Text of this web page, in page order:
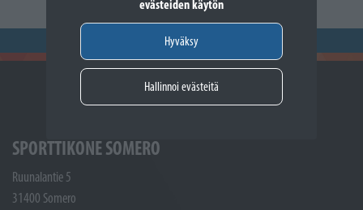
evästeiden käytön
Hyväksy
Hallinnoi evästeitä
SPORTTIKONE SOMERO
Ruunalantie 5
31400 Somero